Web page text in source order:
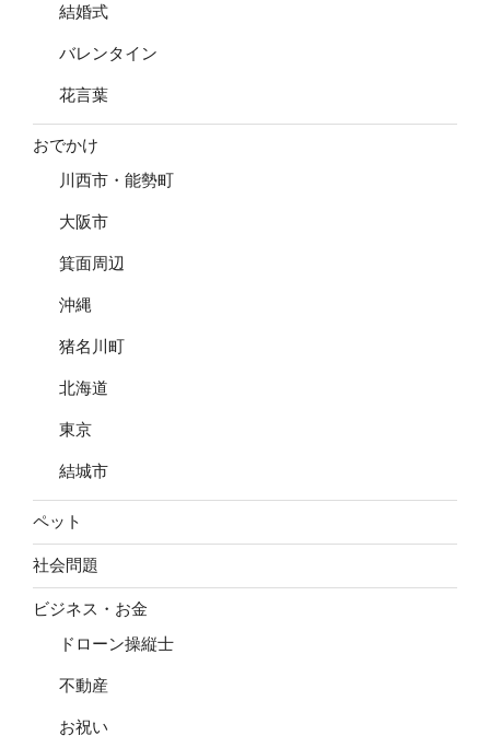
結婚式
バレンタイン
花言葉
おでかけ
川西市・能勢町
大阪市
箕面周辺
沖縄
猪名川町
北海道
東京
結城市
ペット
社会問題
ビジネス・お金
ドローン操縦士
不動産
お祝い